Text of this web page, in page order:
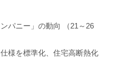
パニー」の動向 （21～26
様を標準化、住宅高断熱化